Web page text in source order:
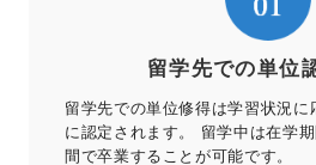
留学先での単位
留学先での単位修得は学習状況に
に認定されます。 留学中は在学
間で卒業することが可能です。